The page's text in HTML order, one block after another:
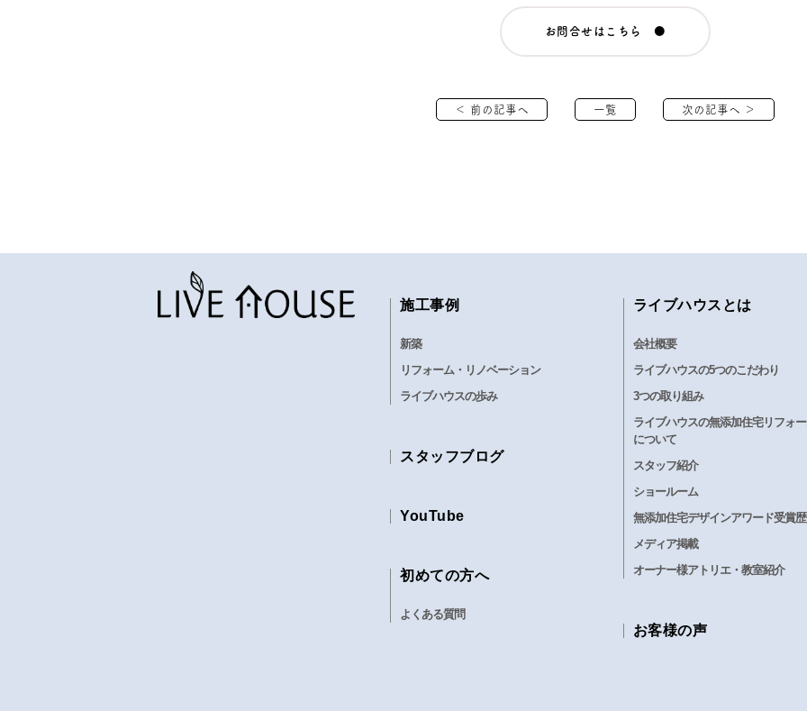
お問合せはこちら ●
＜ 前の記事へ 一覧 次の記事へ ＞
施工事例
新築
リフォーム・リノベーション
ライブハウスの歩み
スタッフブログ
YouTube
初めての方へ
よくある質問
ライブハウスとは
会社概要
ライブハウスの5つのこだわり
3つの取り組み
ライブハウスの無添加住宅リフォ
について
スタッフ紹介
ショールーム
無添加住宅デザインアワード受賞歴
メディア掲載
オーナー様アトリエ・教室紹介
お客様の声